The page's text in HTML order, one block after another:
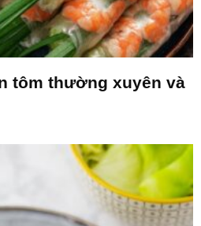
tôm thường xuyên và